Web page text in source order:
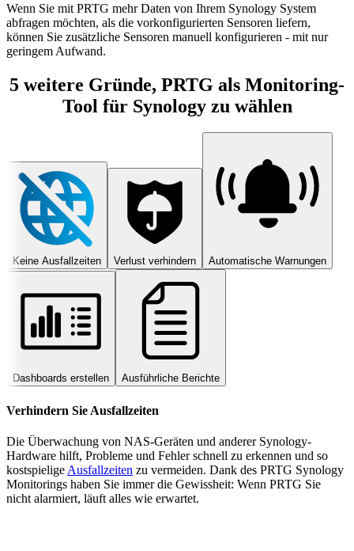
Wenn Sie mit PRTG mehr Daten von Ihrem Synology System
abfragen möchten, als die vorkonfigurierten Sensoren liefern,
können Sie zusätzliche Sensoren manuell konfigurieren - mit nur
geringem Aufwand.
5 weitere Gründe, PRTG als Monitoring-
Tool für Synology zu wählen
Keine Ausfallzeiten Verlust verhindern Automatische Warnungen
Dashboards erstellen Ausführliche Berichte
Verhindern Sie Ausfallzeiten
Die Überwachung von NAS-Geräten und anderer Synology-
Hardware hilft, Probleme und Fehler schnell zu erkennen und so
kostspielige Ausfallzeiten zu vermeiden. Dank des PRTG Synology
Monitorings haben Sie immer die Gewissheit: Wenn PRTG Sie
nicht alarmiert, läuft alles wie erwartet.